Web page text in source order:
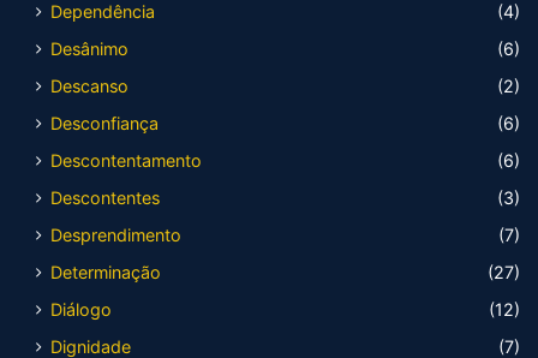
Dependência
(4)
Desânimo
(6)
Descanso
(2)
Desconfiança
(6)
Descontentamento
(6)
Descontentes
(3)
Desprendimento
(7)
Determinação
(27)
Diálogo
(12)
Dignidade
(7)